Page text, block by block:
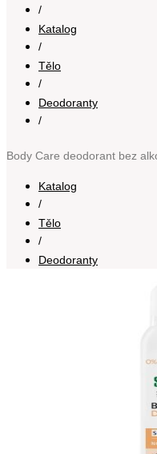
/
Katalog
/
Tělo
/
Deodoranty
/
Katalog
/
Tělo
/
Deodoranty